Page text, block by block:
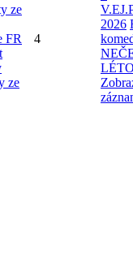
ze
FR
ze
4
2026